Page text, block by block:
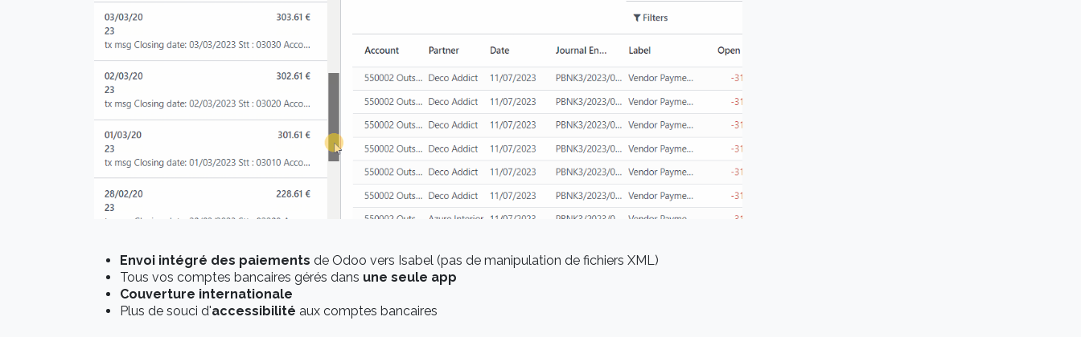
Envoi intégré des paiements de Odoo vers Isabel (pas de manipulation de fichiers XML)
Tous vos comptes bancaires gérés dans une seule app
Couverture internationale
Plus de souci d'accessibilité aux comptes bancaires